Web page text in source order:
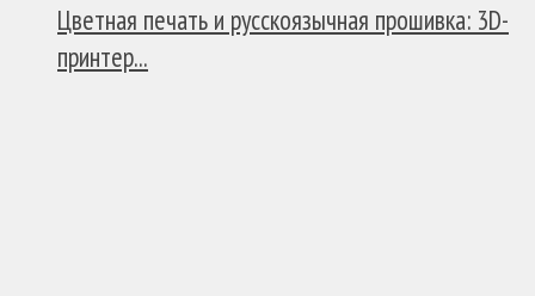
Цветная печать и русскоязычная прошивка: 3D-
принтер...